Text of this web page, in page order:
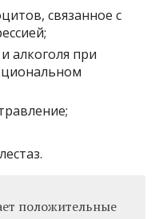
связанное с
алкоголя при
положительные